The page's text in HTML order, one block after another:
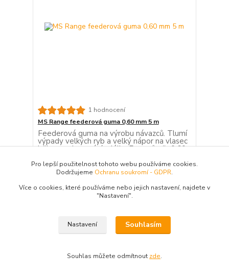
1 hodnocení
MS Range feederová guma 0,60 mm 5 m
Feederová guma na výrobu návazců. Tlumí
výpady velkých ryb a velký nápor na vlasec
během nahazování. délka 5 m průměr 0,60
89 Kč/ks
bez DPH Skladem 13 ks
Přidat do košíku
Pro lepší použitelnost tohoto webu používáme cookies.
Dodržujeme Ochranu soukromí - GDPR.
Více o cookies, které používáme nebo jejich nastavení, najdete v
"Nastavení".
Nastavení Souhlasím
Souhlas můžete odmítnout zde.